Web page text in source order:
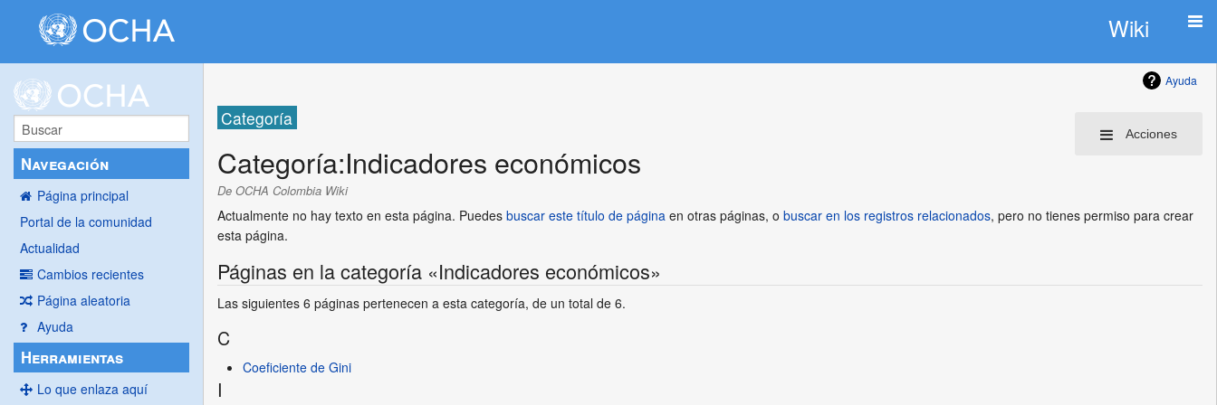
Wiki
Navegación
Página principal
Portal de la comunidad
Actualidad
Cambios recientes
Página aleatoria
Ayuda
Herramientas
Lo que enlaza aquí
Ayuda
Acciones
Categoría
Categoría:Indicadores económicos
De OCHA Colombia Wiki
Actualmente no hay texto en esta página. Puedesbuscar este título de página en otras páginas, obuscar en los registros relacionados, pero no tienes permiso para crear
esta página.
Páginas en la categoría «Indicadores económicos»
Las siguientes 6 páginas pertenecen a esta categoría, de un total de 6.
C
Coeficiente de Gini
I